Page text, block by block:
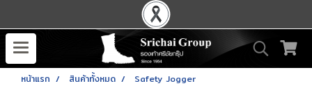
หน้าแรก สินค้าทั้งหมด Safety Jogger